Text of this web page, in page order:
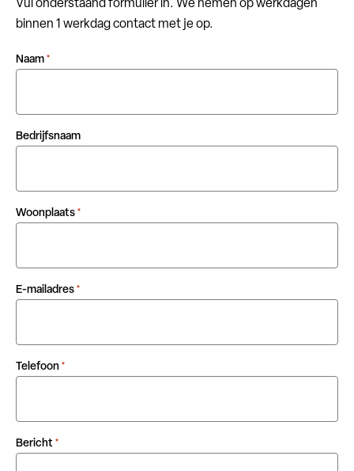
Vul onderstaand formulier in. We nemen op werkdagen
binnen 1 werkdag contact met je op.
Naam *
Bedrijfsnaam
Woonplaats *
E-mailadres *
Telefoon *
Bericht *